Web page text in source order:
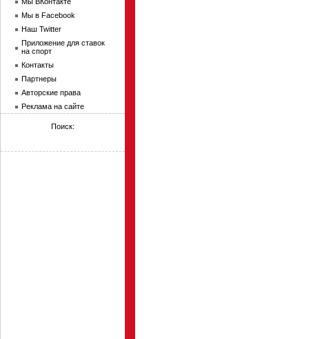
Мы в Facebook
Наш Twitter
Приложение для ставок
на спорт
Контакты
Партнеры
Авторские права
Реклама на сайте
Поиск: